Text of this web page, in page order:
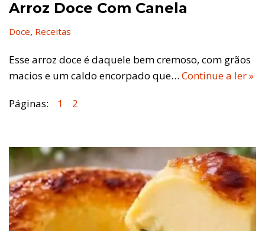
Arroz Doce Com Canela
Doce, Receitas
Esse arroz doce é daquele bem cremoso, com grãos
macios e um caldo encorpado que… Continue a ler »
Páginas: 1 2